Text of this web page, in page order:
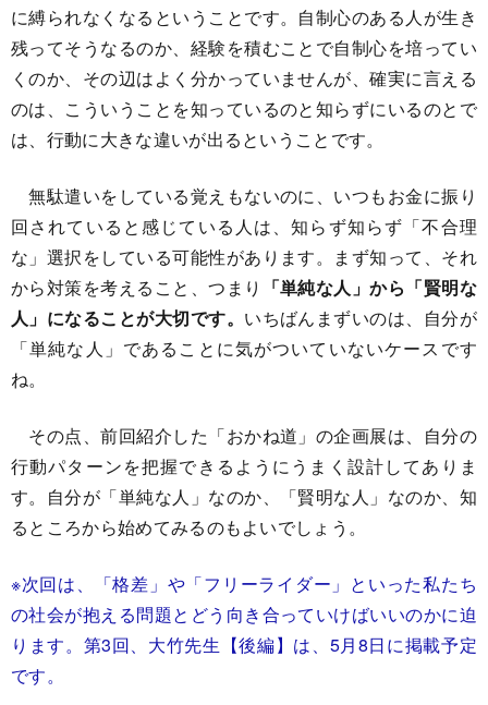
に縛られなくなるということです。自制心のある人が生き
残ってそうなるのか、経験を積むことで自制心を培ってい
くのか、その辺はよく分かっていませんが、確実に言える
のは、こういうことを知っているのと知らずにいるのとで
は、行動に大きな違いが出るということです。
無駄遣いをしている覚えもないのに、いつもお金に振り
回されていると感じている人は、知らず知らず「不合理
な」選択をしている可能性があります。まず知って、それ
から対策を考えること、つまり
「単純な人」から「賢明な
人」になることが大切です。 いちばんまずいのは、自分が
「単純な人」であることに気がついていないケースです
ね。
その点、前回紹介した「おかね道」の企画展は、自分の
行動パターンを把握できるようにうまく設計してありま
す。自分が「単純な人」なのか、「賢明な人」なのか、知
るところから始めてみるのもよいでしょう。
※次回は、「格差」や「フリーライダー」といった私たち
の社会が抱える問題とどう向き合っていけばいいのかに迫
ります。第3回、大竹先生【後編】は、5月8日に掲載予定
です。